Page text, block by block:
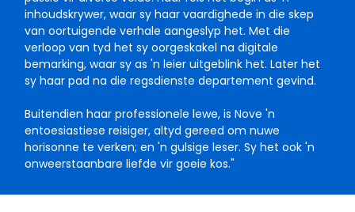
inhoudskrywer, waar sy haar vaardighede in die skep
van oortuigende verhale aangeslyp het. Met die
verloop van tyd het sy oorgeskakel na digitale
bemarking, waar sy as 'n leier uitgeblink het. Later het
sy haar pad na die regsdienste departement gevind.
Buitendien haar professionele lewe, is Nove 'n
entoesiastiese reisiger, altyd gereed om nuwe
horisonne te verken; en 'n gulsige leser. Sy het ook 'n
onweerstaanbare liefde vir goeie kos."